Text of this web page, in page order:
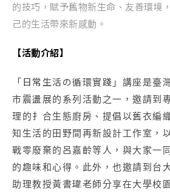
的技巧，賦予舊物新生命、友善環境
己的生活帶來新感動。
【活動介紹】
「日常生活の循環實踐」講座是臺
市震盪展的系列活動之一，邀請到
理的扌合生態廚房、提倡以舊衣編
知生活的田野間再新設計工作室，
戰零廢棄的呂嘉齡等人，與大家一
的趣味和心得。此外，也邀請到台
助理教授黃書瑋老師分享在大學校